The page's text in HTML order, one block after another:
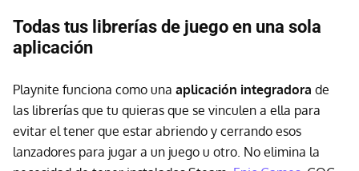
Todas tus librerías de juego en una sola
aplicación
Playnite funciona como una aplicación integradora de
las librerías que tu quieras que se vinculen a ella para
evitar el tener que estar abriendo y cerrando esos
lanzadores para jugar a un juego u otro. No elimina la